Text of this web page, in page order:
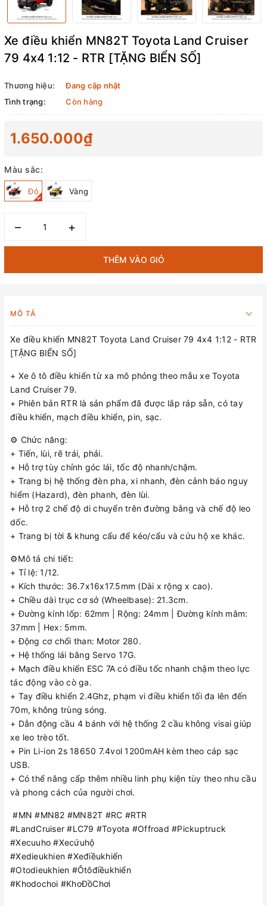
Xe điều khiển MN82T Toyota Land Cruiser
79 4x4 1:12 - RTR [TẶNG BIỂN SỐ]
Thương hiệu:
Đang cập nhật
Tình trạng:
Còn hàng
1.650.000₫
Màu sắc:
Đỏ Vàng
– +
THÊM VÀO GIỎ
MÔ TẢ
Xe điều khiển MN82T Toyota Land Cruiser 79 4x4 1:12 - RTR
[TẶNG BIỂN SỐ]
+ Xe ô tô điều khiển từ xa mô phỏng theo mẫu xe Toyota
Land Cruiser 79.
+ Phiên bản RTR là sản phẩm đã được lắp ráp sẵn, có tay
điều khiển, mạch điều khiển, pin, sạc.
⚙️ Chức năng:
+ Tiến, lùi, rẽ trái, phải.
+ Hỗ trợ tùy chỉnh góc lái, tốc độ nhanh/chậm.
+ Trang bị hệ thống đèn pha, xi nhanh, đèn cảnh báo nguy
hiểm (Hazard), đèn phanh, đèn lùi.
+ Hỗ trợ 2 chế độ di chuyển trên đường bằng và chế độ leo
dốc.
+ Trang bị tời & khung cẩu để kéo/cẩu và cứu hộ xe khác.
⚙️Mô tả chi tiết:
+ Tỉ lệ: 1/12.
+ Kích thước: 36.7x16x17.5mm (Dài x rộng x cao).
+ Chiều dài trục cơ sở (Wheelbase): 21.3cm.
+ Đường kính lốp: 62mm | Rộng: 24mm | Đường kính mâm:
37mm | Hex: 5mm.
+ Động cơ chổi than: Motor 280.
+ Hệ thống lái bằng Servo 17G.
+ Mạch điều khiển ESC 7A có điều tốc nhanh chậm theo lực
tác động vào cò ga.
+ Tay điều khiển 2.4Ghz, phạm vi điều khiển tối đa lên đến
70m, không trùng sóng.
+ Dẫn động cầu 4 bánh với hệ thống 2 cầu không visai giúp
xe leo trèo tốt.
+ Pin Li-ion 2s 18650 7.4vol 1200mAH kèm theo cáp sạc
USB.
+ Có thể nâng cấp thêm nhiều linh phụ kiện tùy theo nhu cầu
và phong cách của người chơi.
#MN #MN82 #MN82T #RC #RTR
#LandCruiser #LC79 #Toyota #Offroad #Pickuptruck
#Xecuuho #Xecứuhộ
#Xedieukhien #Xeđiềukhiển
#Otodieukhien #Ôtôđiềukhiển
#Khodochoi #KhoĐồChơi